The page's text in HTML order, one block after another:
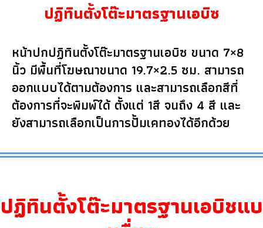
ปฏิทินตั้งโต๊ะมาตรฐานเอบิซ
หน้าปกปฏิทินตั้งโต๊ะมาตรฐานเอบิซ ขนาด 7×8
นิ้ว มีพื้นที่โฆษณาขนาด 19.7×2.5 ซม. สามารถ
ออกแบบได้ตามต้องการ และสามารถเลือกสีที่
ต้องการที่จะพิมพ์ได้ ตั้งแต่ 1สี จนถึง 4 สี และ
ยังสามารถเลือกเป็นการปั้มเคทองได้อีกด้วย
ปฏิทินตั้งโต๊ะมาตรฐานเอบิชแบ